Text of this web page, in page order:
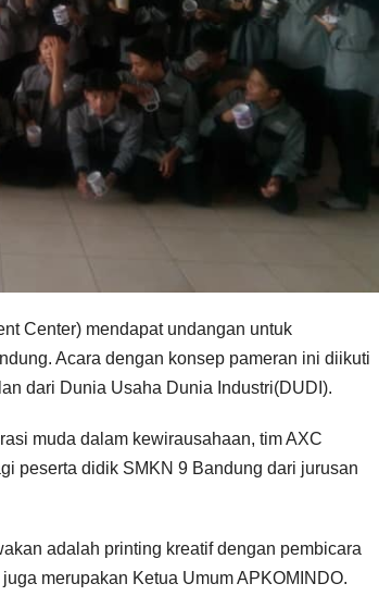
Center) mendapat undangan untuk
Acara dengan konsep pameran ini diikuti
dari Dunia Usaha Dunia Industri(DUDI).
muda dalam kewirausahaan, tim AXC
peserta didik SMKN 9 Bandung dari jurusan
adalah printing kreatif dengan pembicara
merupakan Ketua Umum APKOMINDO.